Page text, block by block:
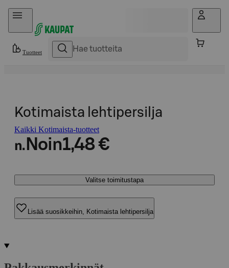
Hyppää sisältöön
Tuotteet
Kotimaista lehtipersilja
Kaikki Kotimaista-tuotteet
n. Noin1,48 €
Valitse toimitustapa
Lisää suosikkeihin, Kotimaista lehtipersilja